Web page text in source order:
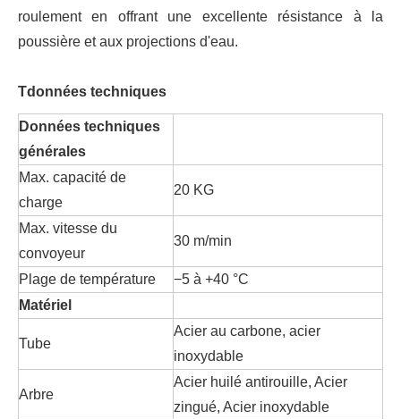
roulement en offrant une excellente résistance à la
poussière et aux projections d'eau.
Tdonnées techniques
Données techniques
générales
Max. capacité de
charge
20 KG
Max. vitesse du
convoyeur
30 m/min
Plage de température
−5 à +40 °C
Matériel
Tube
Acier au carbone, acier
inoxydable
Arbre
Acier huilé antirouille, Acier
zingué, Acier inoxydable